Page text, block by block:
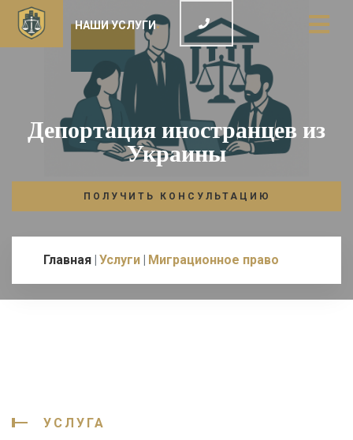
НАШИ УСЛУГИ
Депортация иностранцев из
Украины
ПОЛУЧИТЬ КОНСУЛЬТАЦИЮ
Главная Услуги Миграционное право
УСЛУГА